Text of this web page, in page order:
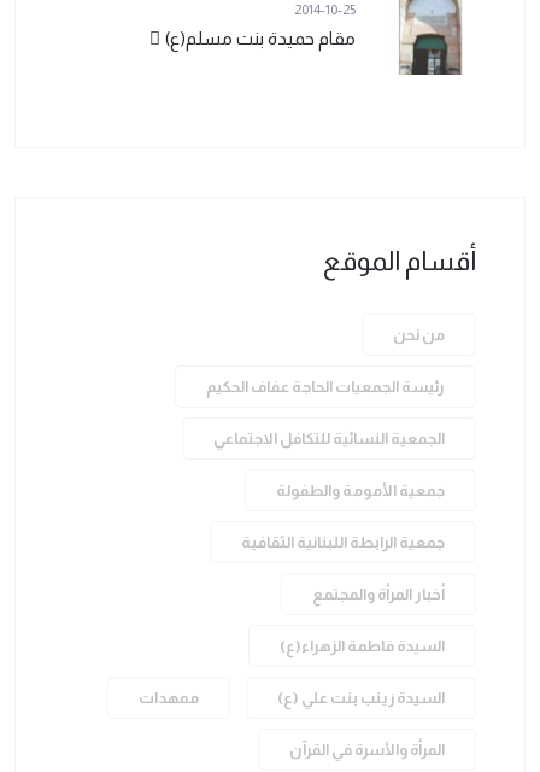
2014-10-25
مقام حميدة بنت مسلم(ع) ً
أقسام الموقع
من نحن
رئيسة الجمعيات الحاجة عفاف الحكيم
الجمعية النسائية للتكافل الاجتماعي
جمعية الأمومة والطفولة
جمعية الرابطة اللبنانية الثقافية
أخبار المرأة والمجتمع
السيدة فاطمة الزهراء(ع)
السيدة زينب بنت علي (ع) ممهدات
المرأة والأسرة في القرآن